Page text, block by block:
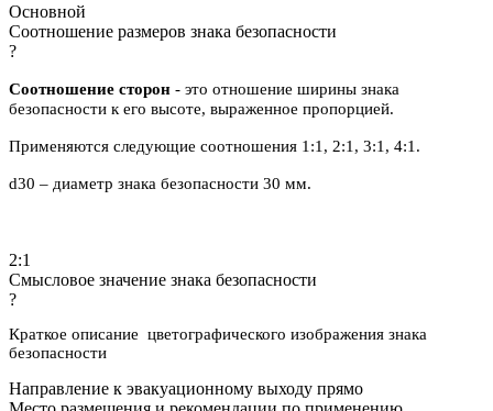
Основной
Соотношение размеров знака безопасности
?
Соотношение сторон - это отношение ширины знака
безопасности к его высоте, выраженное пропорцией.
Применяются следующие соотношения 1:1, 2:1, 3:1, 4:1.
d30 – диаметр знака безопасности 30 мм.
2:1
Смысловое значение знака безопасности
?
Краткое описание цветографического изображения знака
безопасности
Направление к эвакуационному выходу прямо